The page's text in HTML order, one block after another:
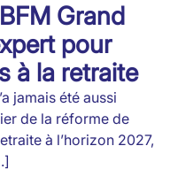
Grand
pour
à la retraite
jamais été aussi
de la réforme de
à l’horizon 2027,